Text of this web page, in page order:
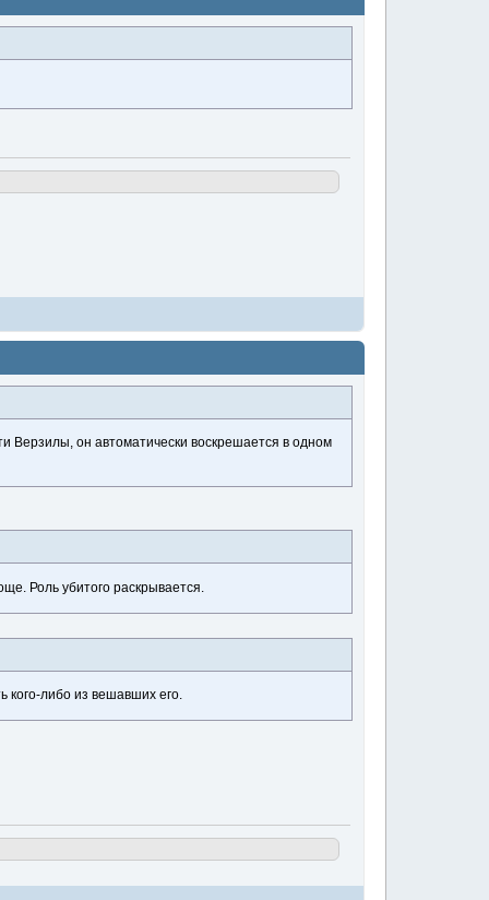
Верзилы, он автоматически воскрешается в одном
Роль убитого раскрывается.
кого-либо из вешавших его.